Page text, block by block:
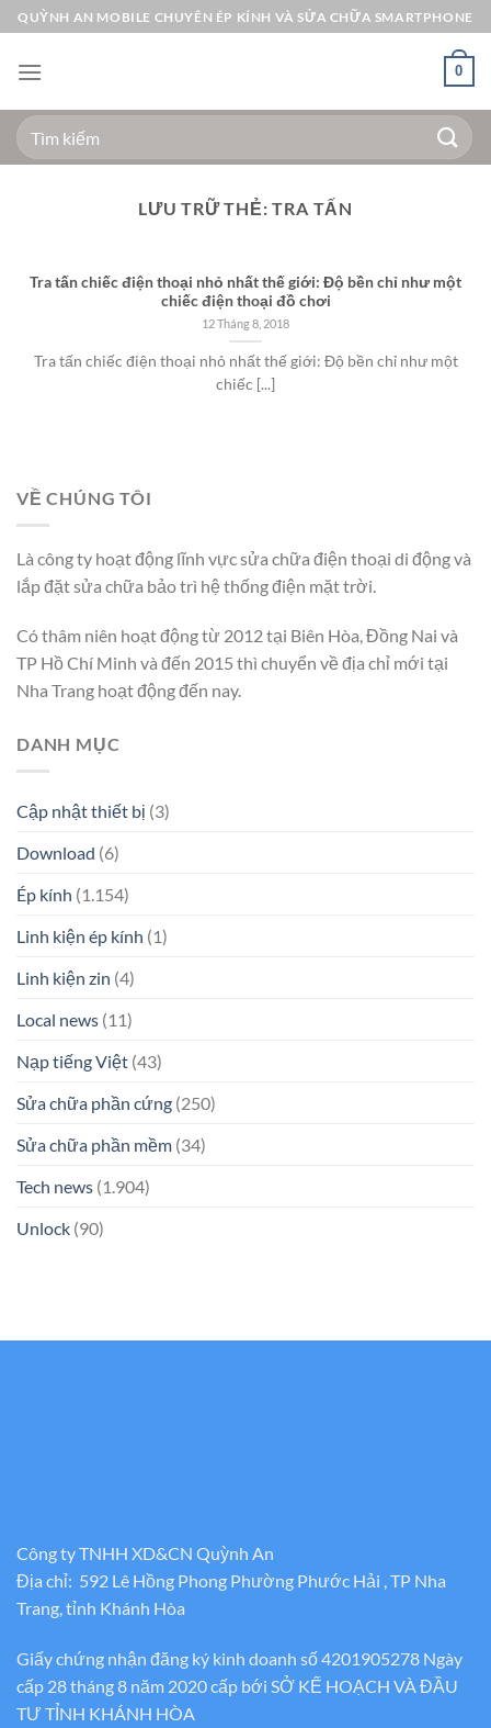
Bỏ
qua
nội
QUỲNH AN MOBILE CHUYÊN ÉP KÍNH VÀ SỬA CHỮA SMARTPHONE
0
Tìm
kiếm:
LƯU TRỮ THẺ:TRA TẤN
Tra tấn chiếc điện thoại nhỏ nhất thế giới: Độ bền chỉ như một
chiếc điện thoại đồ chơi
12 Tháng 8, 2018
Tra tấn chiếc điện thoại nhỏ nhất thế giới: Độ bền chỉ như một
chiếc [...]
VỀ CHÚNG TÔI
Là công ty hoạt động lĩnh vực sửa chữa điện thoại di động và
lắp đặt sửa chữa bảo trì hệ thống điện mặt trời.
Có thâm niên hoạt động từ 2012 tại Biên Hòa, Đồng Nai và
TP Hồ Chí Minh và đến 2015 thì chuyển về địa chỉ mới tại
Nha Trang hoạt động đến nay.
DANH MỤC
Cập nhật thiết bị (3)
Download (6)
Ép kính (1.154)
Linh kiện ép kính (1)
Linh kiện zin (4)
Local news (11)
Nạp tiếng Việt (43)
Sửa chữa phần cứng (250)
Sửa chữa phần mềm (34)
Tech news (1.904)
Unlock (90)
Công ty TNHH XD&CN Quỳnh An
Địa chỉ: 592 Lê Hồng Phong Phường Phước Hải , TP Nha
Trang, tỉnh Khánh Hòa
Giấy chứng nhận đăng ký kinh doanh số 4201905278 Ngày
cấp 28 tháng 8 năm 2020 cấp bới SỞ KẾ HOẠCH VÀ ĐẦU
TƯ TỈNH KHÁNH HÒA